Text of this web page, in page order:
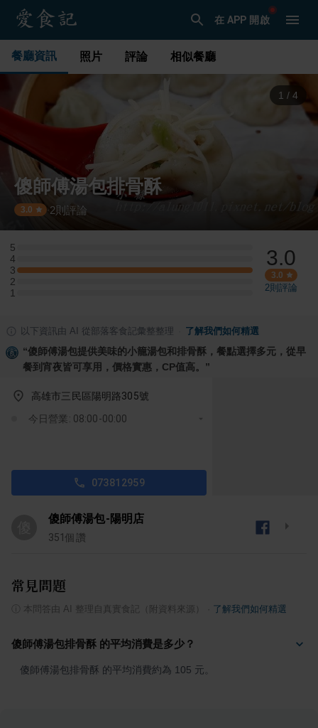
在 APP 開啟
餐廳資訊 照片 評論 相似餐廳
1 / 4
傻師傅湯包排骨酥
3.0 ·2則評論
5
5 星：0 則評論
4
4 星：0 則評論
3
3 星：2 則評論
2
2 星：0 則評論
1
1 星：0 則評論
3.0
3.0
2則評論
以下資訊由 AI 從部落客食記彙整整理 了解我們如何精選
“傻師傅湯包提供美味的小籠湯包和排骨酥，餐點選擇多元，從早
餐到宵夜皆可享用，價格實惠，CP值高。 ”
高雄市三民區陽明路305號
今日營業: 08:00-00:00
073812959
傻師傅湯包-陽明店
351個讚
常見問題
本問答由 AI 整理自真實食記（附資料來源） 了解我們如何精選
傻師傅湯包排骨酥 的平均消費是多少？
傻師傅湯包排骨酥 的平均消費約為 105 元。